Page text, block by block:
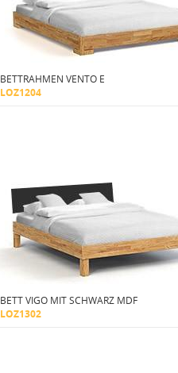
BETTRAHMEN VENTO E
LOZ1204
BETT VIGO MIT SCHWARZ MDF
LOZ1302